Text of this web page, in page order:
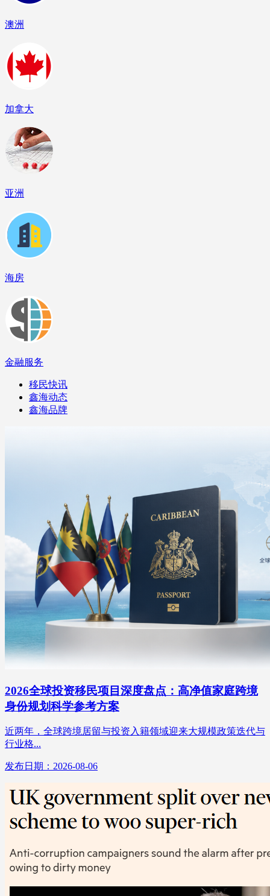
澳洲
加拿大
亚洲
海房
金融服务
移民快讯
鑫海动态
鑫海品牌
2026全球投资移民项目深度盘点：高净值家庭跨境
身份规划科学参考方案
近两年，全球跨境居留与投资入籍领域迎来大规模政策迭代与
行业格...
发布日期：2026-08-06